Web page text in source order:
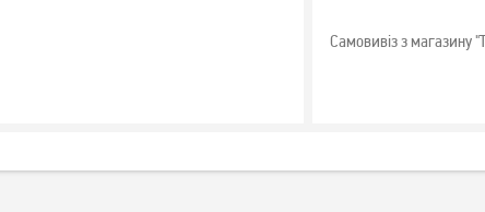
Самовивіз з магазину